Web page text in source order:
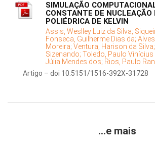
SIMULAÇÃO
CONSTANTE DE NUCLEAÇÃO
POLIÉDRICA DE KELVIN
Assis, Weslley Luiz da Silva;
Fonseca, Guilherme Dias da;
Moreira; Ventura, Harison da Silva;
Sizenando; Toledo, Paulo Vinícius
Júlia Mendes dos; Rios, Paulo
Artigo – doi 10.5151/1516-392X-31728
...e mais